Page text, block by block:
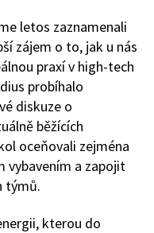
letos zaznamenali
zájem o to, jak u nás
praxí v high-tech
probíhalo
diskuze o
běžících
oceňovali zejména
vybavením a zapojit
týmů.
kterou do